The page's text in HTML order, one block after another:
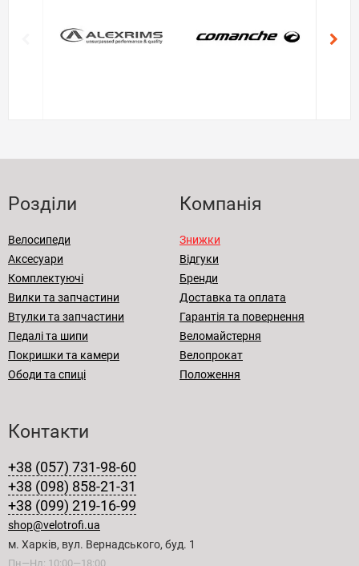
Розділи
Велосипеди
Аксесуари
Комплектуючі
Вилки та запчастини
Втулки та запчастини
Педалі та шипи
Покришки та камери
Ободи та спиці
Компанія
Знижки
Відгуки
Бренди
Доставка та оплата
Гарантія та повернення
Веломайстерня
Велопрокат
Положення
Контакти
+38 (057) 731-98-60
+38 (098) 858-21-31
+38 (099) 219-16-99
shop@velotrofi.ua
м. Харків, вул. Вернадського, буд. 1
Пн—Нд: 10:00—18:00